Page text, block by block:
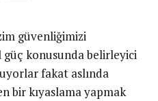
güvenliğimizi
güç konusunda belirleyici
fakat aslında
bir kıyaslama yapmak